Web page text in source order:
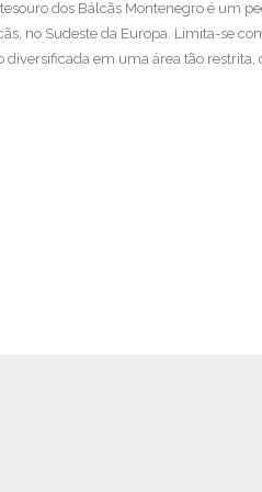
dos Bálcãs Montenegro é um
no Sudeste da Europa. Limita-se
diversificada em uma área tão